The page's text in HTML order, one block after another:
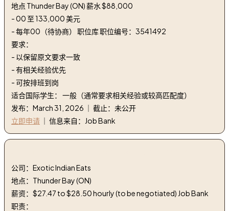
地点 Thunder Bay (ON) 薪水 $88,000
- 00 至 133,000 美元
- 每年00（待协商） 职位库 职位编号：3541492
要求：
- 以保留原文要求一致
- 有相关经验优先
- 可按排班到岗
适合国际学生： 一般（通常要求相关经验或较高匹配度）
发布：March 31, 2026 ｜ 截止：未公开
立即申请 ｜ 信息来自：Job Bank
公司：Exotic Indian Eats
地点：Thunder Bay (ON)
薪资：$27.47 to $28.50 hourly (to be negotiated) Job Bank
职责：